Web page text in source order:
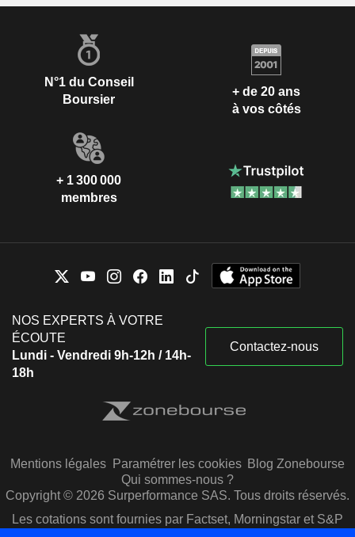
N°1 du Conseil
Boursier
+ de 20 ans
à vos côtés
+ 1 300 000
membres
NOS EXPERTS À VOTRE
ÉCOUTE
Lundi - Vendredi 9h-12h / 14h-
18h
Contactez-nous
Mentions légales Paramétrer les cookies Blog Zonebourse
Qui sommes-nous ?
Copyright © 2026 Surperformance SAS. Tous droits réservés.
Les cotations sont fournies par Factset, Morningstar et S&P